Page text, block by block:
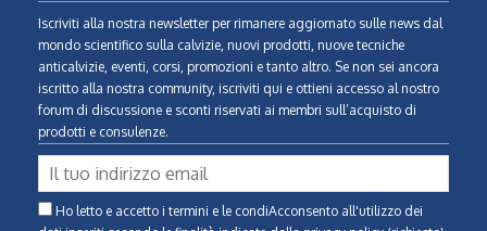
Iscriviti alla nostra newsletter per rimanere aggiornato sulle news dal
mondo scientifico sulla calvizie, nuovi prodotti, nuove tecniche
anticalvizie, eventi, corsi, promozioni e tanto altro. Se non sei ancora
iscritto alla nostra community, iscriviti qui e ottieni accesso al nostro
forum di discussione e sconti riservati ai membri sull’acquisto di
prodotti e consulenze.
Ho letto e accetto i termini e le condiAcconsento all'utilizzo dei